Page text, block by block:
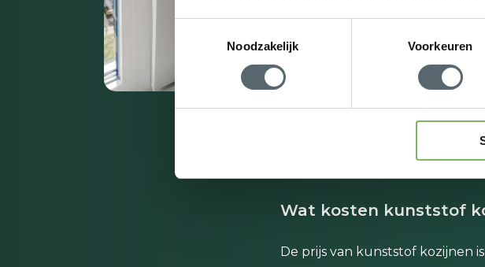
Noodzakelijk
Voorkeuren
Wat kosten kunststof
De prijs van kunststof kozijnen